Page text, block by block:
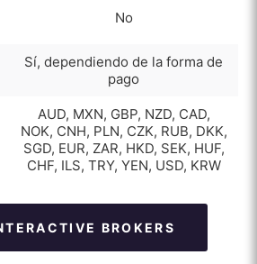
No
Sí, dependiendo de la forma de
pago
AUD, MXN, GBP, NZD, CAD,
NOK, CNH, PLN, CZK, RUB, DKK,
SGD, EUR, ZAR, HKD, SEK, HUF,
CHF, ILS, TRY, YEN, USD, KRW
BROKERS